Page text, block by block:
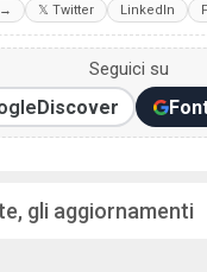
𝕏 Twitter LinkedIn
Seguici su
Discover
gli aggiornamenti